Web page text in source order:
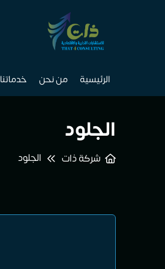
الرئيسية من نحن خدماتنا
الجلود
شركة ذات الجلود